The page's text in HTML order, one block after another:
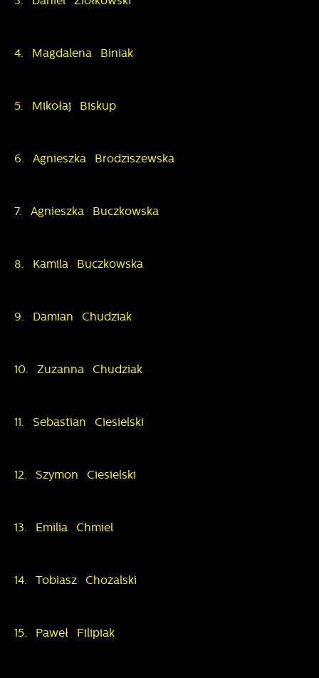
4. Magdalena Biniak
5. Mikołaj Biskup
6. Agnieszka Brodziszewska
7. Agnieszka Buczkowska
8. Kamila Buczkowska
9. Damian Chudziak
10. Zuzanna Chudziak
11. Sebastian Ciesielski
12. Szymon Ciesielski
13. Emilia Chmiel
14. Tobiasz Chożalski
15. Paweł Filipiak